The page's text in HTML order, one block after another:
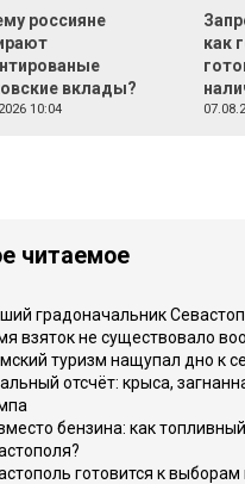
россияне
вклады?
10:04
как
читаемое
градоначальник
взяток не существовало
туризм нащупал дно к
отсчёт: крыса,
бензина: как
готовится к